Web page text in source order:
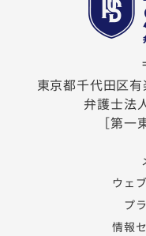
東京都千代田区
弁護士法
［第一
ウェ
プ
情報